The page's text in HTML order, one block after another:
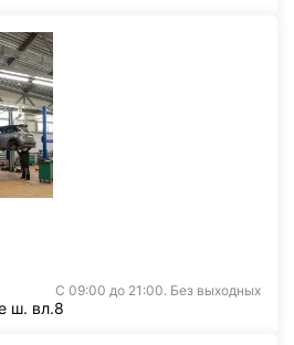
С 09:00 до 21:00. Без выходных
ш. вл.8